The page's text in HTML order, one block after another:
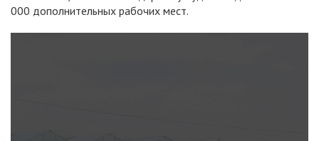
000 дополнительных рабочих мест.